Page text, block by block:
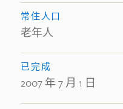
常住人口
老年人
已完成
2007 年 7 月 1 日